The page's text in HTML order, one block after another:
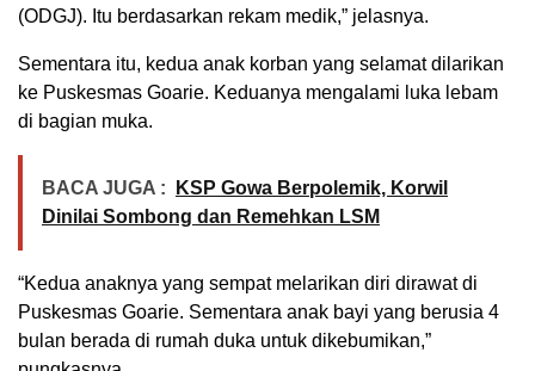
(ODGJ). Itu berdasarkan rekam medik,” jelasnya.
Sementara itu, kedua anak korban yang selamat dilarikan
ke Puskesmas Goarie. Keduanya mengalami luka lebam
di bagian muka.
BACA JUGA :
KSP Gowa Berpolemik, Korwil
Dinilai Sombong dan Remehkan LSM
“Kedua anaknya yang sempat melarikan diri dirawat di
Puskesmas Goarie. Sementara anak bayi yang berusia 4
bulan berada di rumah duka untuk dikebumikan,”